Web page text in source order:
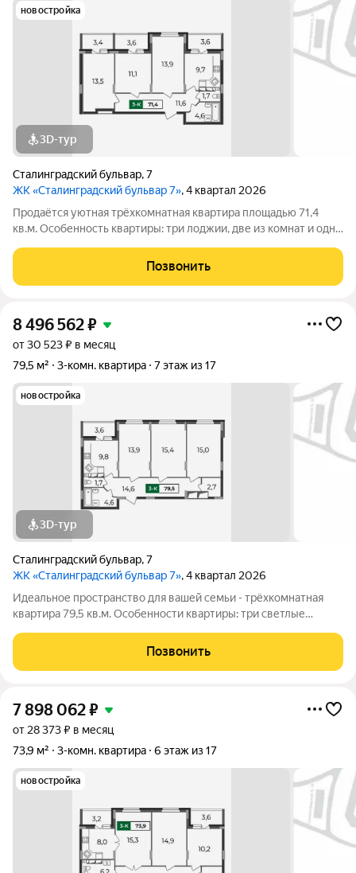
новостройка
3D-тур
Сталинградский бульвар,7
ЖК «Сталинградский бульвар 7», 4 квартал 2026
Продаётся уютная трёхкомнатная квартира площадью 71,4
кв.м. Особенность квартиры: три лоджии, две из комнат и одна
санузел обеспечивают удобство и комфорт для всех членов
семьи Черновая
Позвонить
8 496 562₽
от 30 523 ₽ в месяц
79,5 м²
3-комн. квартира 7 этаж из 17
новостройка
3D-тур
Сталинградский бульвар,7
ЖК «Сталинградский бульвар 7», 4 квартал 2026
Идеальное пространство для вашей семьи - трёхкомнатная
квартира 79,5 кв.м. Особенности квартиры: три светлые
и личного пространства для каждого члена семьи;
гардеробная, обеспечивающая
Позвонить
7 898 062₽
от 28 373 ₽ в месяц
73,9 м²
3-комн. квартира 6 этаж из 17
новостройка